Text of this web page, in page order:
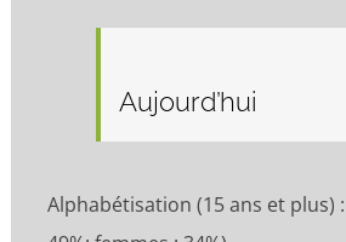
Aujourd’hui
Alphabétisation (15 ans et plus)